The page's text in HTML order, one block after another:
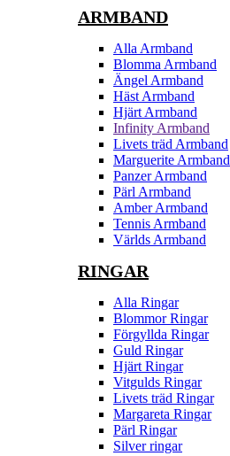
ARMBAND
Alla Armband
Blomma Armband
Ängel Armband
Häst Armband
Hjärt Armband
Infinity Armband
Livets träd Armband
Marguerite Armband
Panzer Armband
Pärl Armband
Amber Armband
Tennis Armband
Världs Armband
RINGAR
Alla Ringar
Blommor Ringar
Förgyllda Ringar
Guld Ringar
Hjärt Ringar
Vitgulds Ringar
Livets träd Ringar
Margareta Ringar
Pärl Ringar
Silver ringar